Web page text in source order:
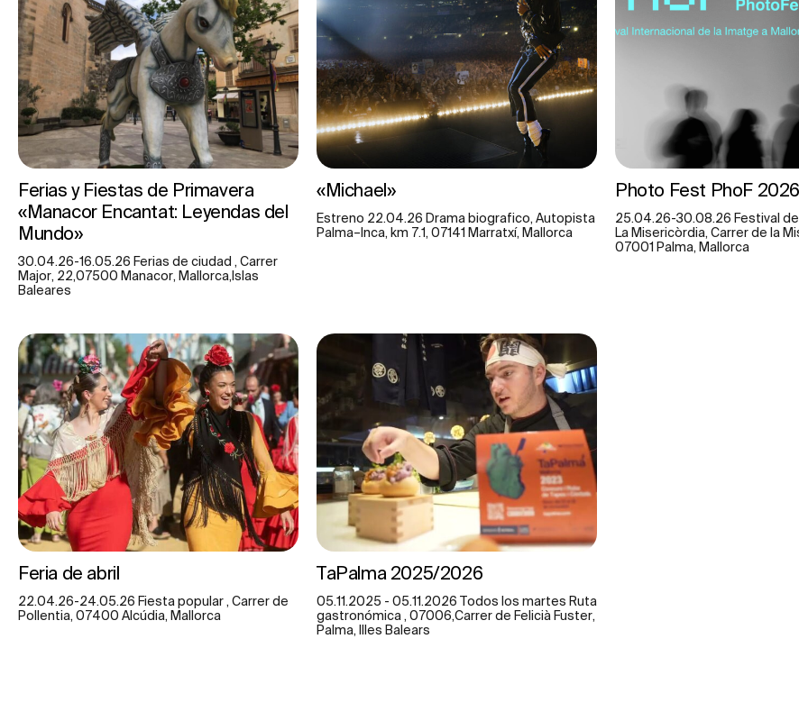
Ferias y Fiestas de Primavera
«Manacor Encantat: Leyendas del
Mundo»
30.04.26-16.05.26 Ferias de ciudad , Carrer
Major, 22,07500 Manacor, Mallorca,Islas
Baleares
«Michael»
Estreno 22.04.26 Drama biografico, Autopista
Palma–Inca, km 7.1, 07141 Marratxí, Mallorca
Photo Fest PhoF 2026
25.04.26-30.08.26 Festival
La Misericòrdia, Carrer de la
07001 Palma, Mallorca
Feria de abril
22.04.26-24.05.26 Fiesta popular , Carrer de
Pollentia, 07400 Alcúdia, Mallorca
TaPalma 2025/2026
05.11.2025 - 05.11.2026 Todos los martes Ruta
gastronómica , 07006,Carrer de Felicià Fuster,
Palma, Illes Balears